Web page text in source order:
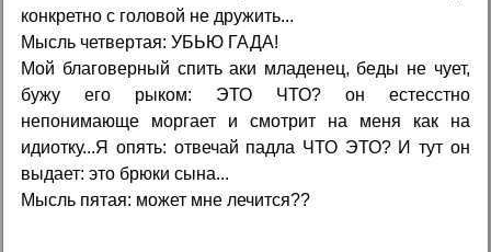
конкретно с головой не дружить...
Мысль четвертая: УБЬЮ ГАДА!
Мой благоверный спить аки младенец, беды не чует,
бужу его рыком: ЭТО ЧТО? он естесстно
непонимающе моргает и смотрит на меня как на
идиотку...Я опять: отвечай падла ЧТО ЭТО? И тут он
выдает: это брюки сына...
Мысль пятая: может мне лечится??